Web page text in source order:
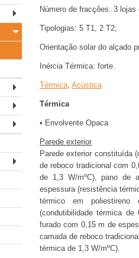
Número de fracções: 3
Tipologias: 5 T1, 2 T2;
Orientação solar do alçado
Inércia Térmica: forte.
Térmica, Acústica
Térmica
• Envolvente Opaca
Parede exterior
Parede exterior constituída
de reboco tradicional com
de 1,3 W/mºC), pano de
espessura (resistência
térmico em
(condutibilidade térmica
furado com 0,15 m de
camada de reboco
térmica de 1,3 W/mºC).